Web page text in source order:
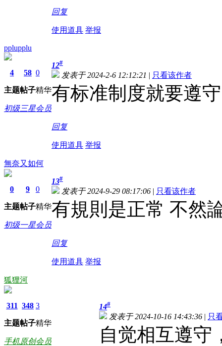
回复
使用道具 举报
pplupplu
4
主题
58
帖子
0
精华
初级三星会员
12#
发表于 2024-2-6 12:12:21 | 只看该作者
有标准制度就要遵守
回复
使用道具 举报
無奈又如何
0
主题
9
帖子
0
精华
初级一星会员
13#
发表于 2024-9-29 08:17:06 | 只看该作者
有規則是正常 不然
回复
使用道具 举报
狐狸河
311
主题
348
帖子
3
精华
手机原创会员
14#
发表于 2024-10-16 14:43:36 | 只
自觉相互遵守